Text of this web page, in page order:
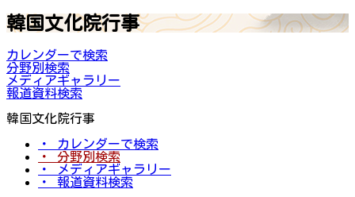
韓国文化院行事
カレンダーで検索
分野別検索
メディアギャラリー
報道資料検索
韓国文化院行事
・ カレンダーで検索
・ 分野別検索
・ メディアギャラリー
・ 報道資料検索